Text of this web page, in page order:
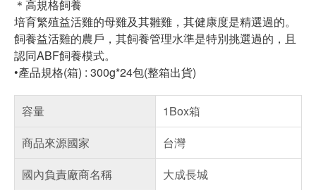
＊高規格飼養
培育繁殖益活雞的母雞及其雛雞，其健康度是精選過的。
飼養益活雞的農戶，其飼養管理水準是特別挑選過的，且
認同ABF飼養模式。
•產品規格(箱) : 300g*24包(整箱出貨)
容量
1Box箱
商品來源國家
台灣
國內負責廠商名稱
大成長城